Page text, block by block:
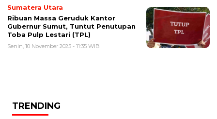
Sumatera Utara
Ribuan Massa Geruduk Kantor
Gubernur Sumut, Tuntut Penutupan
Toba Pulp Lestari (TPL)
Senin, 10 November 2025 - 11:35 WIB
TRENDING